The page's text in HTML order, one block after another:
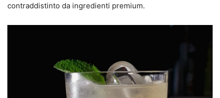
contraddistinto da ingredienti premium.